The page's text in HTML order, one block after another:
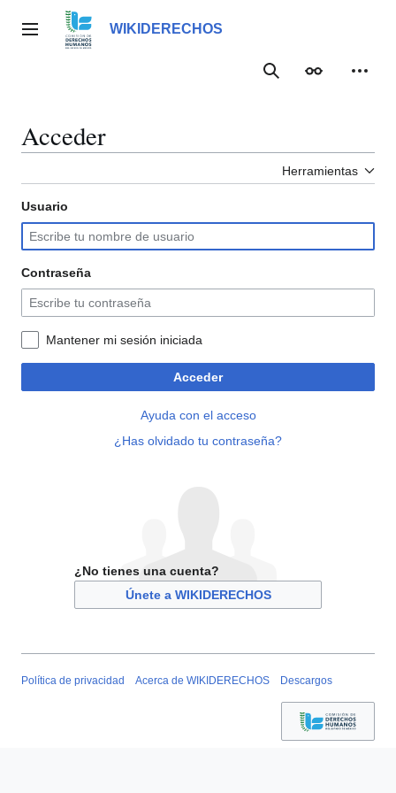
contenidoMenú principalWIKIDERECHOS
BuscarApariencia
Acceder
Herramientas
Usuario
Contraseña
Mantener mi sesión iniciada
Acceder
Ayuda con el acceso
¿Has olvidado tu contraseña?
¿No tienes una cuenta?
Únete a WIKIDERECHOS
Política de privacidad Acerca de WIKIDERECHOS Descargos